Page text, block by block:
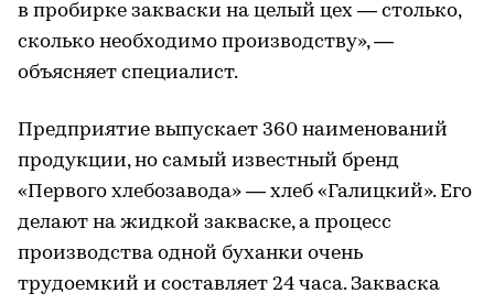
в пробирке закваски на целый цех — столько,
сколько необходимо производству», —
объясняет специалист.
Предприятие выпускает 360 наименований
продукции, но самый известный бренд
«Первого хлебозавода» — хлеб «Галицкий». Его
делают на жидкой закваске, а процесс
производства одной буханки очень
трудоемкий и составляет 24 часа. Закваска